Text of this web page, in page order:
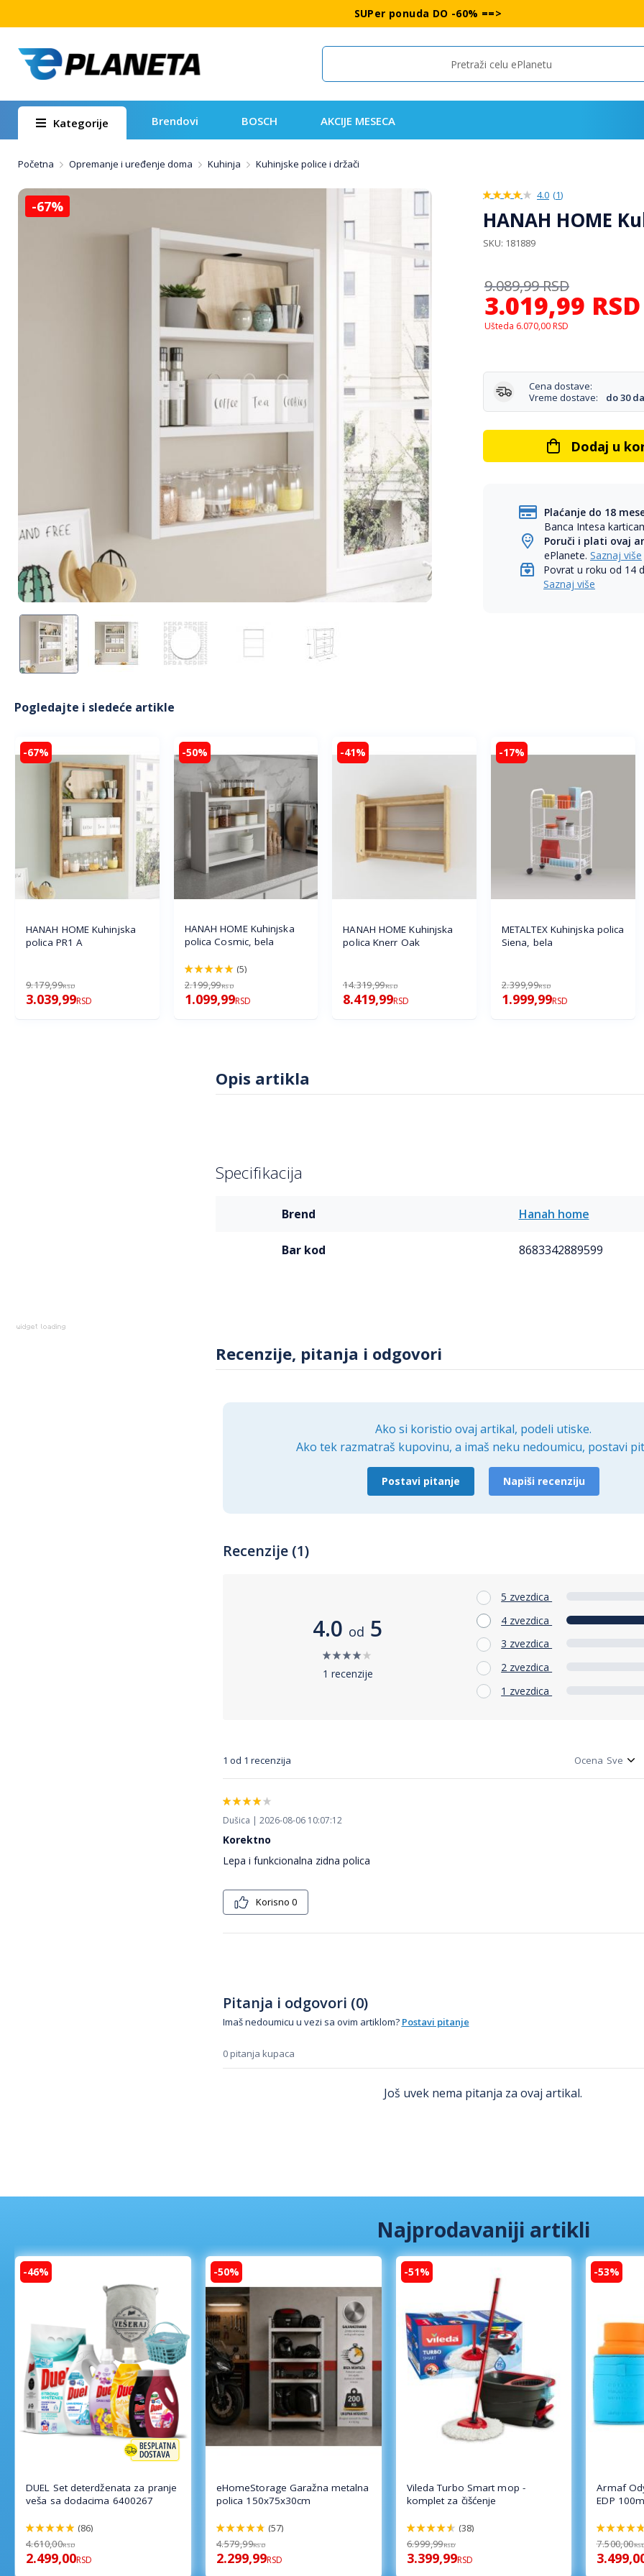
SUPer ponuda DO -60% ==>
Search
Kategorije Brendovi BOSCH AKCIJE MESECA
Početna Opremanje i uređenje doma Kuhinja Kuhinjske police i držači
4.0 (1)
HANAH HOME
SKU 181889
3.019,99 RSD
9.089,99RSD
Ušteda 6.070,00 RSD
Cena dostave:
Vreme dostave:
do 30
Dodaj u
Plaćanje do 18
Banca Intesa
Poruči i plati ovaj
ePlanete.Saznaj više
Povrat u roku od 14
Saznaj više
-67%
Pogledajte i sledeće artikle
-67%
HANAH HOME Kuhinjska
polica PR1 A
9.179,99RSD
3.039,99RSD
-50%
HANAH HOME Kuhinjska
polica Cosmic, bela
100%
(5)
2.199,99RSD
1.099,99RSD
-41%
HANAH HOME Kuhinjska
polica Knerr Oak
14.319,99RSD
8.419,99RSD
-17%
METALTEX Kuhinjska polica
Siena, bela
2.399,99RSD
1.999,99RSD
Opis artikla
Specifikacija
brend Hanah home
bar kod 8683342889599
Recenzije, pitanja i odgovori
Ako si koristio ovaj artikal, podeli utiske.
Ako tek razmatraš kupovinu, a imaš neku nedoumicu, postavi
Postavi pitanje Napiši recenziju
Recenzije (1)
4.0 od 5
1 recenzije
5 zvezdica
4 zvezdica
3 zvezdica
2 zvezdica
1 zvezdica
1 od 1 recenzija Ocena
Dušica | 2026-08-06 10:07:12
Korektno
Lepa i funkcionalna zidna polica
Korisno 0
Pitanja i odgovori (0)
Imaš nedoumicu u vezi sa ovim artiklom? Postavi pitanje
0 pitanja kupaca
Još uvek nema pitanja za ovaj artikal.
Najprodavaniji artikli
-46%
DUEL Set deterdženata za pranje
veša sa dodacima 6400267
98%
(86)
4.610,00RSD
2.499,00RSD
-50%
eHomeStorage Garažna metalna
polica 150x75x30cm
96%
(57)
4.579,99RSD
2.299,99RSD
-51%
Vileda Turbo Smart mop -
komplet za čišćenje
92%
(38)
6.999,99RSD
3.399,99RSD
-53%
Armaf
EDP
94%
7.500,00